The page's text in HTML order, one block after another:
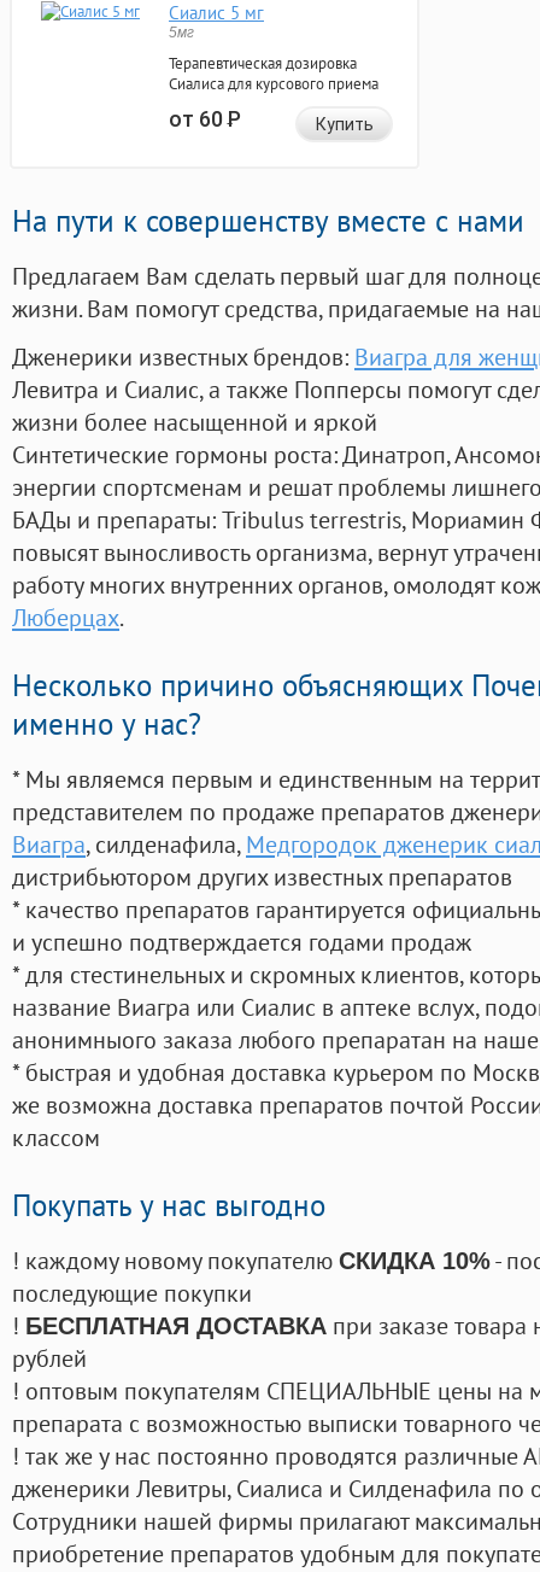
Сиалис 5 мг
5мг
Терапевтическая дозировка
Сиалиса для курсового приема
от 60Р Купить
На пути к совершенству вместе с нами
Предлагаем Вам сделать первый шаг для
жизни. Вам помогут средства, придагаемые на
Дженерики известных брендов: Виагра для
Левитра и Сиалис, а также Попперсы помогут
жизни более насыщенной и яркой
Синтетические гормоны роста: Динатроп,
энергии спортсменам и решат проблемы
БАДы и препараты:Tribulus terrestris, Мориамин
повысят выносливость организма, вернут
работу многих внутренних органов, омолодят
Люберцах.
Несколько причино объясняющих
именно у нас?
* Мы являемся первым и единственным на
представителем по продаже препаратов
Виагра, силденафила, Медгородок дженерик
дистрибьютором других известных препаратов
* качество препаратов гарантируется
и успешно подтверждается годами продаж
* для стестинельных и скромных клиентов,
название Виагра или Сиалис в аптеке вслух,
анонимныого заказа любого препаратан на
* быстрая и удобная доставка курьером по
же возможна доставка препаратов почтой
классом
Покупать у нас выгодно
! каждому новому покупателю СКИДКА 10%-
последующие покупки
! БЕСПЛАТНАЯ ДОСТАВКА при заказе
рублей
! оптовым покупателям СПЕЦИАЛЬНЫЕ цены на
препарата с возможностью выписки товарного
! так же у нас постоянно проводятся
дженерики Левитры, Сиалиса и Силденафила по
Cотрудники нашей фирмы прилагают
приобретение препаратов удобным для